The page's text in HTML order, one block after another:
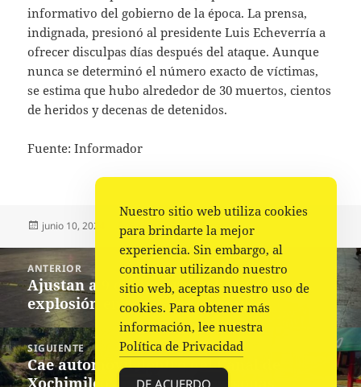
informativo del gobierno de la época. La prensa,
indignada, presionó al presidente Luis Echeverría a
ofrecer disculpas días después del ataque. Aunque
nunca se determinó el número exacto de víctimas,
se estima que hubo alrededor de 30 muertos, cientos
de heridos y decenas de detenidos.
Fuente: Informador
Publicado
junio 10, 2024 Autor
Fuente Categorías
Nacional
Navegación
de
entradas
ANTERIOR
Entrada
anterior:
Ajustan a 9 el número de heridos por
explosión en zócalo de Acapulco
SIGUIENTE
Siguiente
entrada:
Cae automóvil dentro del Canal de
Xochimilco; mueren dos personas
Nuestro sitio web utiliza cookies
para brindarte la mejor
experiencia. Sin embargo, al
continuar utilizando nuestro
sitio web, aceptas nuestro uso de
cookies. Para obtener más
información, lee nuestra
Política de Privacidad
DE ACUERDO